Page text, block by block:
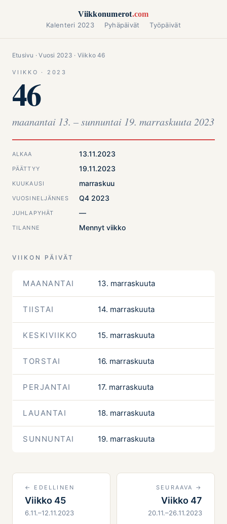
Viikkonumerot.com
Kalenteri 2023 Pyhäpäivät Työpäivät
Etusivu ·Vuosi 2023 · Viikko 46
VIIKKO · 2023
46
maanantai 13. – sunnuntai 19. marraskuuta 2023
ALKAA 13.11.2023
PÄÄTTYY 19.11.2023
KUUKAUSI marraskuu
VUOSINELJÄNNES Q4 2023
JUHLAPYHÄT —
TILANNE Mennyt viikko
VIIKON PÄIVÄT
MAANANTAI 13. marraskuuta
TIISTAI 14. marraskuuta
KESKIVIIKKO 15. marraskuuta
TORSTAI 16. marraskuuta
PERJANTAI 17. marraskuuta
LAUANTAI 18. marraskuuta
SUNNUNTAI 19. marraskuuta
← EDELLINEN
Viikko 45
6.11.–12.11.2023
SEURAAVA →
Viikko 47
20.11.–26.11.2023